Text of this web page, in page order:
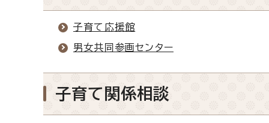
子育て応援館
男女共同参画センター
子育て関係相談